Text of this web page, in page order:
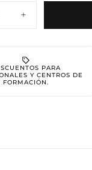
Aumentar
cantidad
Gummy
Cover
Beige
PARA
Y CENTROS DE
FORMACIÓN.